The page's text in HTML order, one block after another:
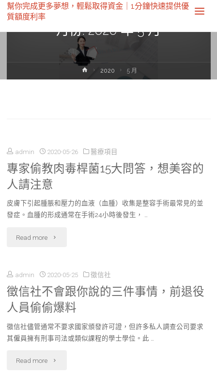
幫你完成更多夢想，輕鬆取得資金｜1分鐘快速提供優
質額度利率‎
月份:2020 年 5 月
Home2020 5 月
admin 2020-05-26 醫療項目
專家偷教肉毒桿菌15大問答，想美容的
人請注意
皮膚下引起腫脹和壓力的血液（血腫）收集是整容手術最常見的並
發症。血腫的形成通常在手術24小時後發生， …
Read more "專
偷
教
肉
毒
admin 2020-05-25 徵信社
徵信社不會跟你說的三件事情，前退役
人員偷偷爆料
徵信社儘管通常不要求國家頒發許可證，但許多私人調查公司要求
其僱員擁有刑事司法或類似課程的學士學位。此 …
Read more "徵